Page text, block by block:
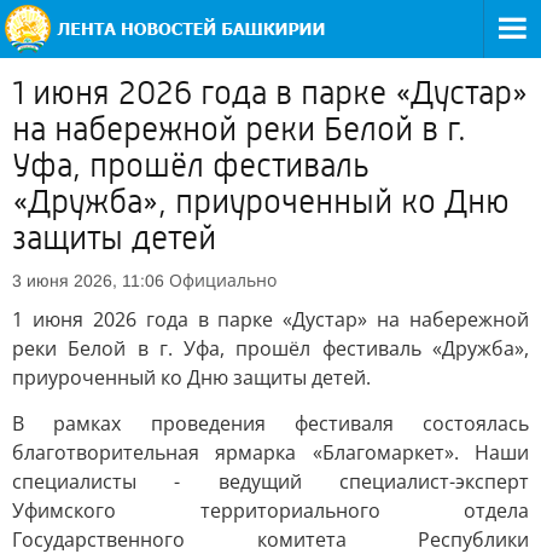
1 июня 2026 года в парке «Дустар»
на набережной реки Белой в г.
Уфа, прошёл фестиваль
«Дружба», приуроченный ко Дню
защиты детей
3 июня 2026, 11:06 Официально
1 июня 2026 года в парке «Дустар» на набережной
реки Белой в г. Уфа, прошёл фестиваль «Дружба»,
приуроченный ко Дню защиты детей.
В рамках проведения фестиваля состоялась
благотворительная ярмарка «Благомаркет». Наши
специалисты - ведущий специалист-эксперт
Уфимского территориального отдела
Государственного комитета Республики